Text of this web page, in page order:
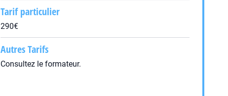
Tarif particulier
290€
Autres Tarifs
Consultez le formateur.